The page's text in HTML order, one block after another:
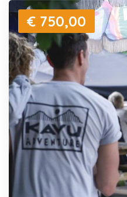
€ 750,00